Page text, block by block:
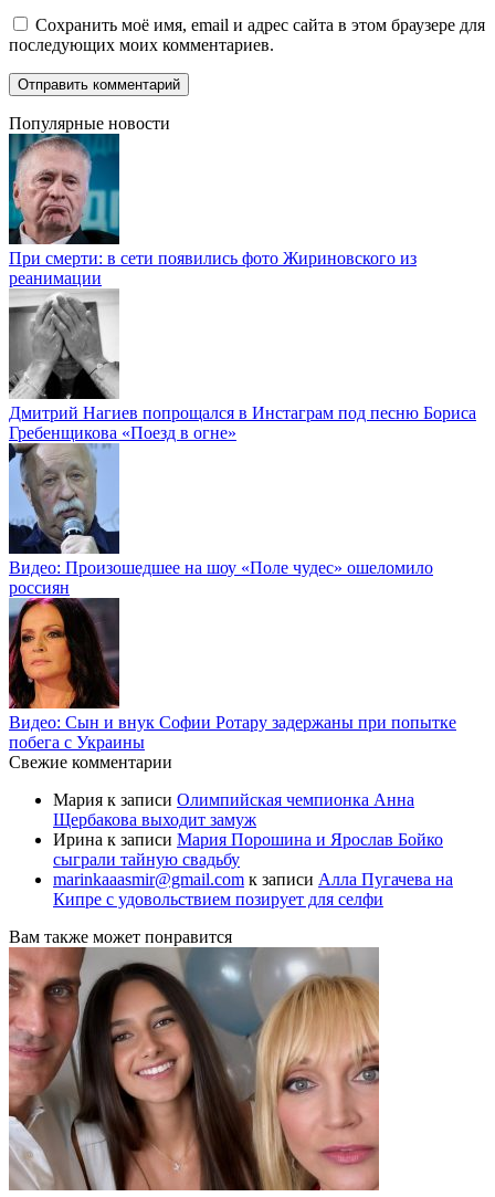
Сохранить моё имя, email и адрес сайта в этом браузере для
последующих моих комментариев.
Популярные новости
При смерти: в сети появились фото Жириновского из
реанимации
Дмитрий Нагиев попрощался в Инстаграм под песню Бориса
Гребенщикова «Поезд в огне»
Видео: Произошедшее на шоу «Поле чудес» ошеломило
россиян
Видео: Сын и внук Софии Ротару задержаны при попытке
побега с Украины
Свежие комментарии
Мария к записи Олимпийская чемпионка Анна
Щербакова выходит замуж
Ирина к записи Мария Порошина и Ярослав Бойко
сыграли тайную свадьбу
marinkaaasmir@gmail.com к записи Алла Пугачева на
Кипре с удовольствием позирует для селфи
Вам также может понравится